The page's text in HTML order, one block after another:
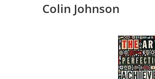
Colin Johnson